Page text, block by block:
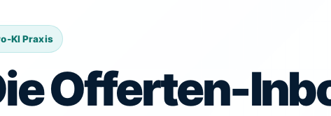
Offerten-